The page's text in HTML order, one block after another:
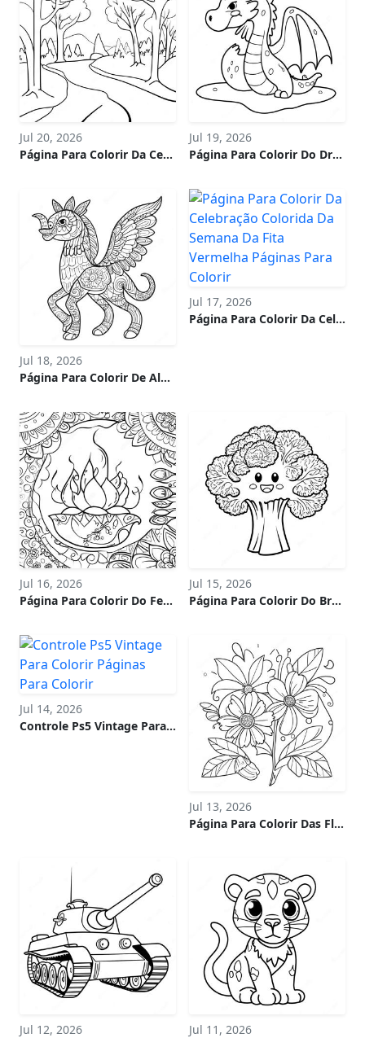
Jul 20, 2026
Página Para Colorir Da Cena Colorida De Janeiro
Jul 19, 2026
Página Para Colorir Do Dragão De Gelo Ninho Na Neve
Jul 18, 2026
Página Para Colorir De Alebrije Fantasioso
Jul 17, 2026
Página Para Colorir Da Celebração Colorida Da Semana Da Fita Vermelha
Jul 16, 2026
Página Para Colorir Do Festival De Diwali
Jul 15, 2026
Página Para Colorir Do Brócolis Sorridente
Jul 14, 2026
Controle Ps5 Vintage Para Colorir
Jul 13, 2026
Página Para Colorir Das Flores De Verão
Jul 12, 2026
Jul 11, 2026